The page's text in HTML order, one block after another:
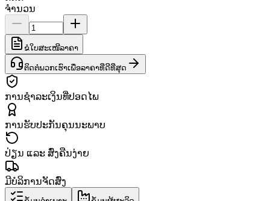
ຈຳນວນ
ຂໍໃບສະເໜີລາຄາ
ຕິດຕໍ່ພວກເຮົາເພື່ອລາຄາທີ່ດີທີ່ສຸດ
ການຊຳລະເງິນທີ່ປອດໄພ
ການຮັບປະກັນຄຸນນະພາບ
ປ່ຽນ ແລະ ສົ່ງຄືນງ່າຍ
ມີບໍລິການຈັດສົ່ງ